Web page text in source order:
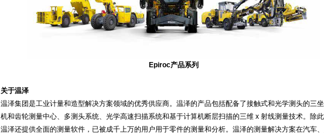
Epiroc产品系列
关于温泽
温泽集团是工业计量和造型解决方案领域的优秀供应商。温泽的产品包括配备了接触式和光学测头的三
机和齿轮测量中心、多测头系统、光学高速扫描系统和基于计算机断层扫描的三维 x 射线测量技术。除此
温泽还提供全面的测量软件，已被成千上万的用户用于零件的测量和分析。温泽的测量解决方案在汽车